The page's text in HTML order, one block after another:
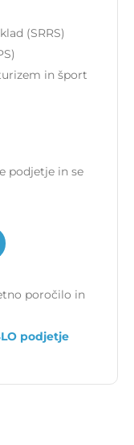
(SRRS)
in šport
podjetje in se
poročilo in
podjetje